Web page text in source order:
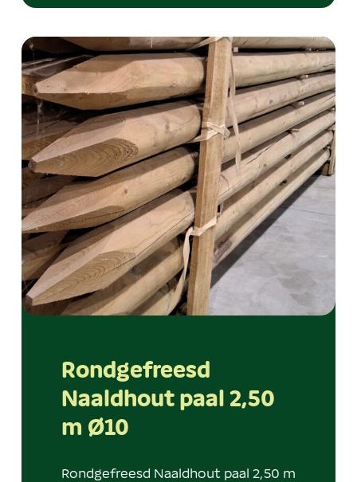
Rondgefreesd
Naaldhout paal 2,50
m Ø10
Rondgefreesd Naaldhout paal 2,50 m